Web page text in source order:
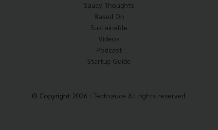
Saucy Thoughts
Based On
Sustainable
Videos
Podcast
Startup Guide
© Copyright 2026 : Techsauce All rights reserved.